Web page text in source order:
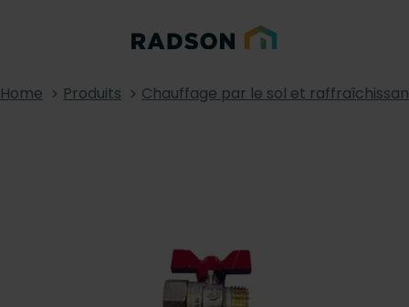
Home Produits Chauffage par le sol et